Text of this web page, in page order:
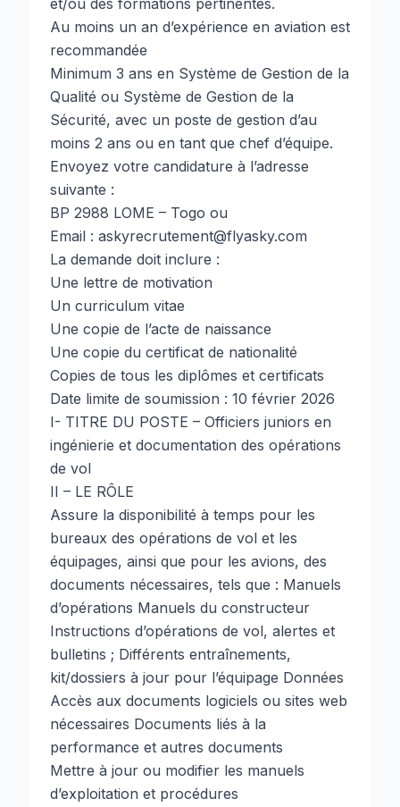
et/ou des formations pertinentes.
Au moins un an d’expérience en aviation est
recommandée
Minimum 3 ans en Système de Gestion de la
Qualité ou Système de Gestion de la
Sécurité, avec un poste de gestion d’au
moins 2 ans ou en tant que chef d’équipe.
Envoyez votre candidature à l’adresse
suivante :
BP 2988 LOME – Togo ou
Email : askyrecrutement@flyasky.com
La demande doit inclure :
Une lettre de motivation
Un curriculum vitae
Une copie de l’acte de naissance
Une copie du certificat de nationalité
Copies de tous les diplômes et certificats
Date limite de soumission : 10 février 2026
I- TITRE DU POSTE – Officiers juniors en
ingénierie et documentation des opérations
de vol
II – LE RÔLE
Assure la disponibilité à temps pour les
bureaux des opérations de vol et les
équipages, ainsi que pour les avions, des
documents nécessaires, tels que : Manuels
d’opérations Manuels du constructeur
Instructions d’opérations de vol, alertes et
bulletins ; Différents entraînements,
kit/dossiers à jour pour l’équipage Données
Accès aux documents logiciels ou sites web
nécessaires Documents liés à la
performance et autres documents
Mettre à jour ou modifier les manuels
d’exploitation et procédures